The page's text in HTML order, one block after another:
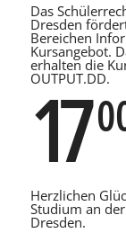
Das
Dresden
Bereichen
Kursangebot.
erhalten die
OUTPUT.DD.
17
Herzlichen
Studium an
Dresden.